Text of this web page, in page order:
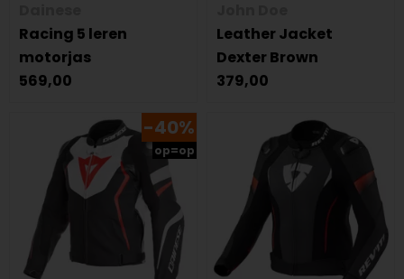
Racing 5 leren
motorjas
569,00
Leather Jacket
Dexter Brown
379,00
-40%
op=op